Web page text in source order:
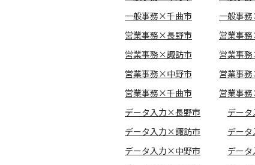
一般事務×千曲市
一般事
営業事務×長野市
営業事
営業事務×諏訪市
営業事
営業事務×中野市
営業事
営業事務×千曲市
営業事
データ入力×長野市
デー
データ入力×諏訪市
デー
データ入力×中野市
デー